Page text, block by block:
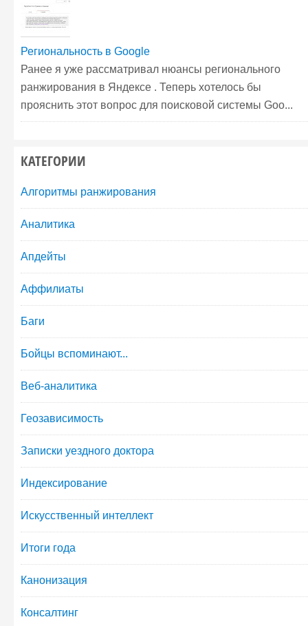
Региональность в Google
Ранее я уже рассматривал нюансы регионального
ранжирования в Яндексе . Теперь хотелось бы
прояснить этот вопрос для поисковой системы Goo...
КАТЕГОРИИ
Алгоритмы ранжирования
Аналитика
Апдейты
Аффилиаты
Баги
Бойцы вспоминают...
Веб-аналитика
Геозависимость
Записки уездного доктора
Индексирование
Искусственный интеллект
Итоги года
Канонизация
Консалтинг